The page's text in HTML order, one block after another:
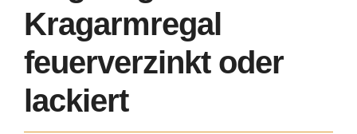
Kragarmregal
feuerverzinkt oder
lackiert